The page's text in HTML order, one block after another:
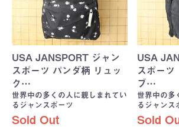
USA JANSPORT ジャン
スポーツ パンダ柄 リュッ
ク…
世界中の多くの人に親しまれてい
るジャンスポーツ
Sold Out
USA
スポーツ
ブ…
世界中の多
るジャンス
Sold